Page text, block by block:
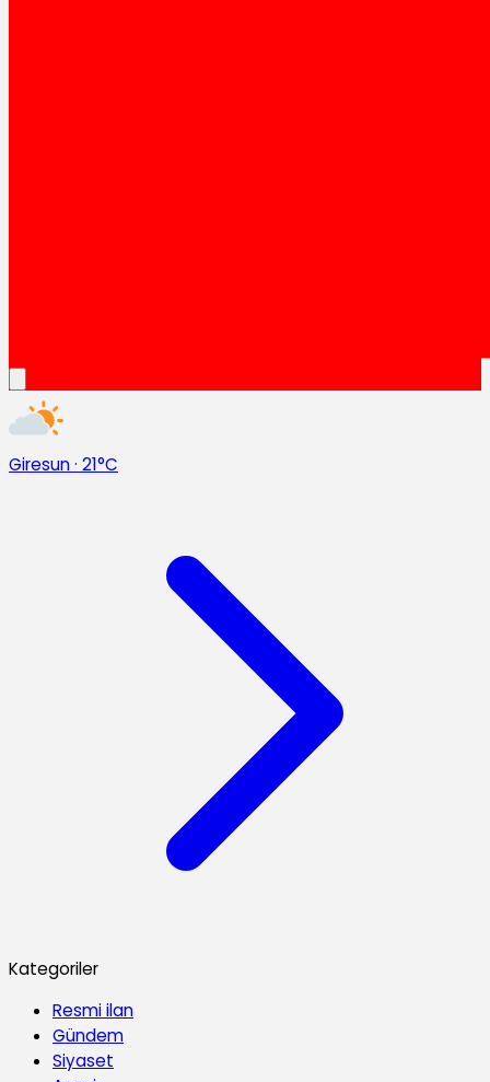
Giresun· 21°C
Kategoriler
Resmi ilan
Gündem
Siyaset